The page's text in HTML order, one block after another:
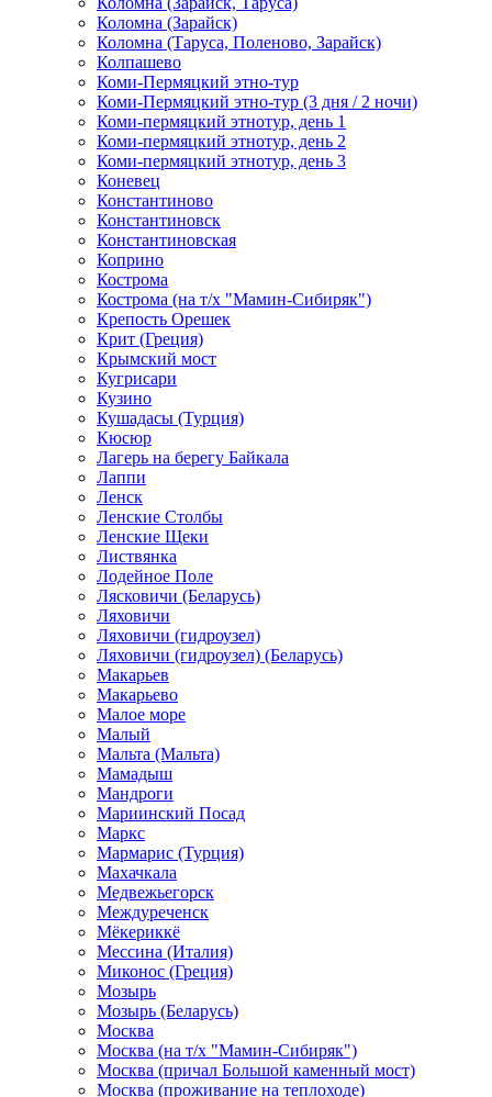
Коломна (Зарайск)
Коломна (Таруса, Поленово, Зарайск)
Колпашево
Коми-Пермяцкий этно-тур
Коми-Пермяцкий этно-тур (3 дня / 2 ночи)
Коми-пермяцкий этнотур, день 1
Коми-пермяцкий этнотур, день 2
Коми-пермяцкий этнотур, день 3
Коневец
Константиново
Константиновск
Константиновская
Коприно
Кострома
Кострома (на т/х "Мамин-Сибиряк")
Крепость Орешек
Крит (Греция)
Крымский мост
Кугрисари
Кузино
Кушадасы (Турция)
Кюсюр
Лагерь на берегу Байкала
Лаппи
Ленск
Ленские Столбы
Ленские Щеки
Листвянка
Лодейное Поле
Лясковичи (Беларусь)
Ляховичи
Ляховичи (гидроузел)
Ляховичи (гидроузел) (Беларусь)
Макарьев
Макарьево
Малое море
Малый
Мальта (Мальта)
Мамадыш
Мандроги
Мариинский Посад
Маркс
Мармарис (Турция)
Махачкала
Медвежьегорск
Междуреченск
Мёкериккё
Мессина (Италия)
Миконос (Греция)
Мозырь
Мозырь (Беларусь)
Москва
Москва (на т/х "Мамин-Сибиряк")
Москва (причал Большой каменный мост)
Москва (проживание на теплоходе)